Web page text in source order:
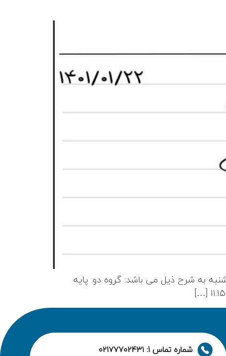
به شرح ذیل می باشد: گروه دو: پایه
شماره تماس 1: ۰۲۱۷۷۷۰۲۴۳۱